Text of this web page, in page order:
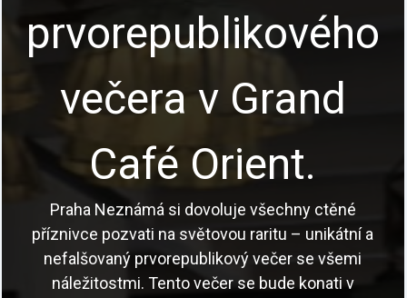
prvorepublikového
večera v Grand
Café Orient.
Praha Neznámá si dovoluje všechny ctěné
příznivce pozvati na světovou raritu – unikátní a
nefalšovaný prvorepublikový večer se všemi
náležitostmi. Tento večer se bude konati v